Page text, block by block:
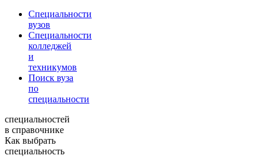
Специальности
вузов
Специальности
колледжей
и
техникумов
Поиск вуза
по
специальности
специальностей
в справочнике
Как выбрать
специальность